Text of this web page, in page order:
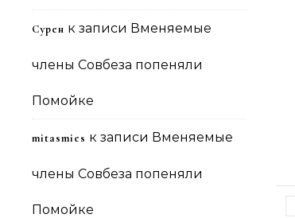
Сурен к записи Вменяемые
члены Совбеза попеняли
Помойке
mitasmies к записи Вменяемые
члены Совбеза попеняли
Помойке